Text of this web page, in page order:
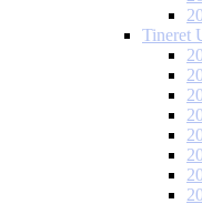
Tineret